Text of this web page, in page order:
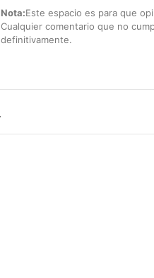
Nota:Este espacio es para que
Cualquier comentario que no
definitivamente.